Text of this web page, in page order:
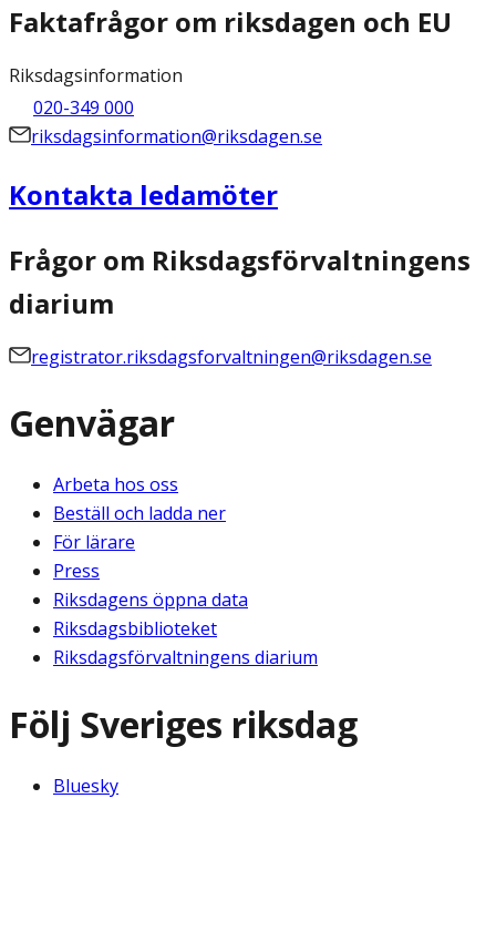
Faktafrågor om riksdagen och EU
Riksdagsinformation
020-349 000
riksdagsinformation@riksdagen.se
Kontakta ledamöter
Frågor om Riksdagsförvaltningens
diarium
registrator.riksdagsforvaltningen@riksdagen.se
Genvägar
Arbeta hos oss
Beställ och ladda ner
För lärare
Press
Riksdagens öppna data
Riksdagsbiblioteket
Riksdagsförvaltningens diarium
Följ Sveriges riksdag
Bluesky